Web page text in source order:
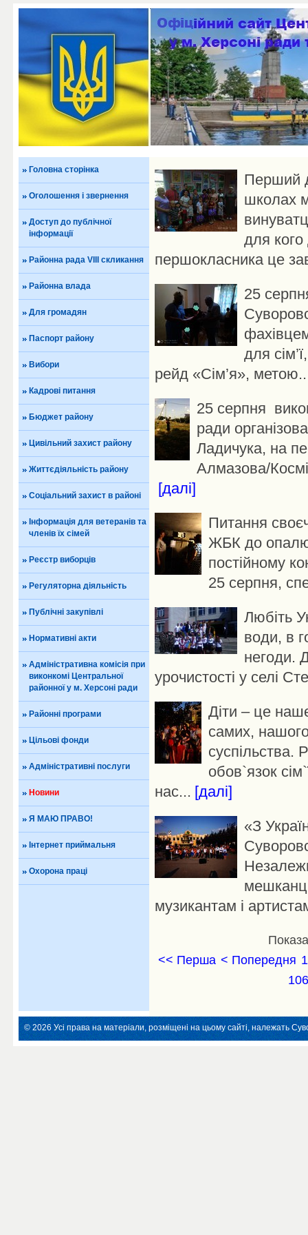
Головна сторінка
Оголошення і звернення
Доступ до публічної
інформації
Районна рада VIII скликання
Районна влада
Для громадян
Паспорт району
Вибори
Кадрові питання
Бюджет району
Цивільний захист району
Життєдіяльність району
Соціальний захист в районі
Інформація для ветеранів та
членів їх сімей
Реєстр виборців
Регуляторна діяльність
Публічні закупівлі
Нормативні акти
Адміністративна комісія при
виконкомі Центральної
районної у м. Херсоні ради
Районні програми
Цільові фонди
Адміністративні послуги
Новини
Я МАЮ ПРАВО!
Інтернет приймальня
Охорона праці
Перший
школах
для
першокласника це
25
для
рейд «Сім’я»,
25 серпня
ради
Ладичука, на
Алмазова/
[далі]
Питання
ЖБК до
постійному
25 серпня,
Любіть
води, в
негоди.
урочистості у селі
Діти – це
самих,
суспільства.
обов`язок
нас... [далі]
«З
музикантам і
<< Перша < Попередня
© 2026 Усі права на матеріали, розміщені на цьому сайті, належать